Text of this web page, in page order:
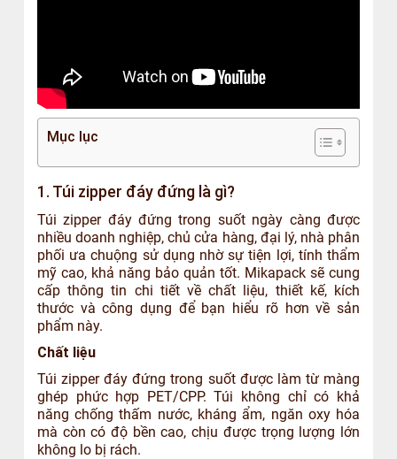
Mục lục
1. Túi zipper đáy đứng là gì?
Túi zipper đáy đứng trong suốt ngày càng được
nhiều doanh nghiệp, chủ cửa hàng, đại lý, nhà phân
phối ưa chuộng sử dụng nhờ sự tiện lợi, tính thẩm
mỹ cao, khả năng bảo quản tốt. Mikapack sẽ cung
cấp thông tin chi tiết về chất liệu, thiết kế, kích
thước và công dụng để bạn hiểu rõ hơn về sản
phẩm này.
Chất liệu
Túi zipper đáy đứng trong suốt được làm từ màng
ghép phức hợp PET/CPP. Túi không chỉ có khả
năng chống thấm nước, kháng ẩm, ngăn oxy hóa
mà còn có độ bền cao, chịu được trọng lượng lớn
không lo bị rách.